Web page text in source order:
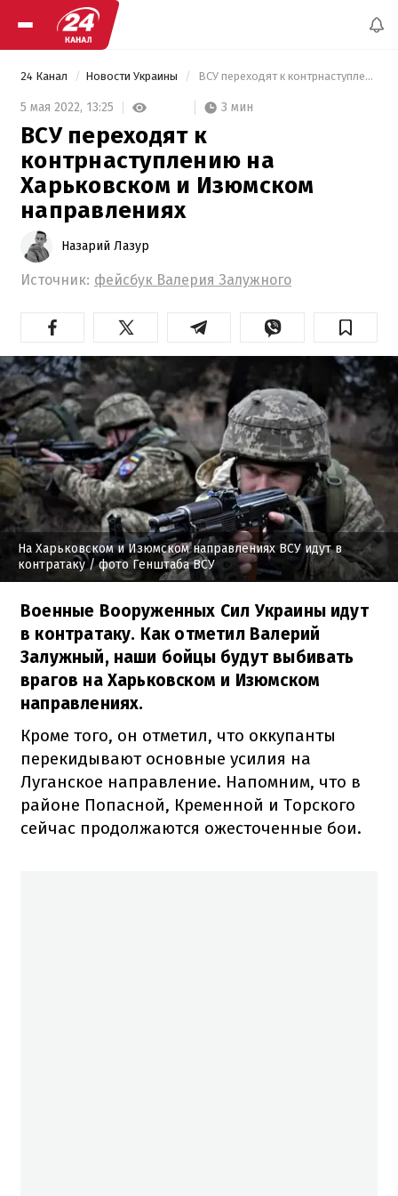
24 Канал Новости Украины ВСУ переходят к контрнаступлению на Харьковском и Изюмском направлениях
5 мая 2022, 13:25 3 мин
ВСУ переходят к
контрнаступлению на
Харьковском и Изюмском
направлениях
Назарий Лазур
Источник: фейсбук Валерия Залужного
На Харьковском и Изюмском направлениях ВСУ идут в
контратаку/ фото Генштаба ВСУ
Военные Вооруженных Сил Украины идут
в контратаку. Как отметил Валерий
Залужный, наши бойцы будут выбивать
врагов на Харьковском и Изюмском
направлениях.
Кроме того, он отметил, что оккупанты
перекидывают основные усилия на
Луганское направление. Напомним, что в
районе Попасной, Кременной и Торского
сейчас продолжаются ожесточенные бои.